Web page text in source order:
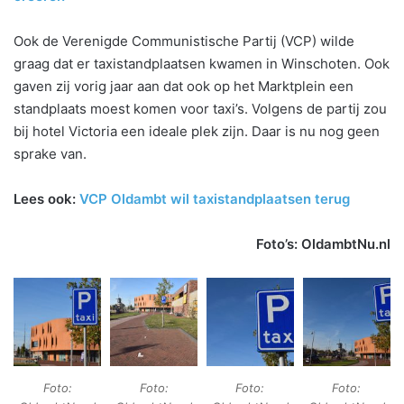
Ook de Verenigde Communistische Partij (VCP) wilde
graag dat er taxistandplaatsen kwamen in Winschoten. Ook
gaven zij vorig jaar aan dat ook op het Marktplein een
standplaats moest komen voor taxi’s. Volgens de partij zou
bij hotel Victoria een ideale plek zijn. Daar is nu nog geen
sprake van.
Lees ook: VCP Oldambt wil taxistandplaatsen terug
Foto’s: OldambtNu.nl
Foto:
Foto:
Foto:
Foto: